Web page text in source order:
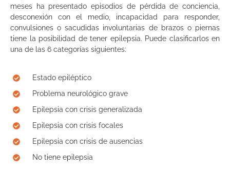
meses ha presentado episodios de pérdida de conciencia,
desconexión con el medio, incapacidad para responder,
convulsiones o sacudidas involuntarias de brazos o piernas
tiene la posibilidad de tener epilepsia. Puede clasificarlos en
una de las 6 categorías siguientes:
Estado epiléptico
Problema neurológico grave
Epilepsia con crisis generalizada
Epilepsia con crisis focales
Epilepsia con crisis de ausencias
No tiene epilepsia